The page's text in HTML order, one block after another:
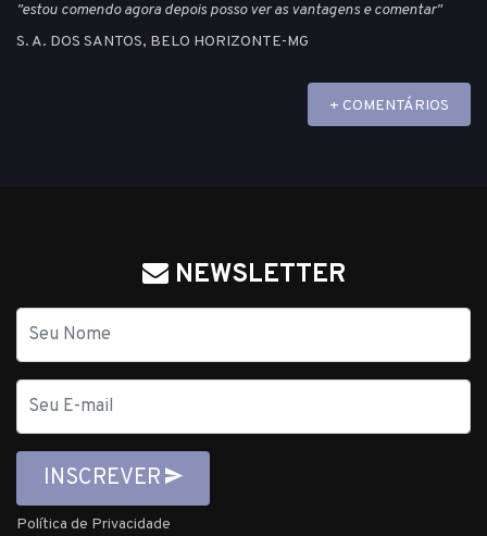
"estou comendo agora depois posso ver as vantagens e comentar"
S. A. DOS SANTOS, BELO HORIZONTE-MG
+ COMENTÁRIOS
NEWSLETTER
mail
INSCREVER
Política de Privacidade